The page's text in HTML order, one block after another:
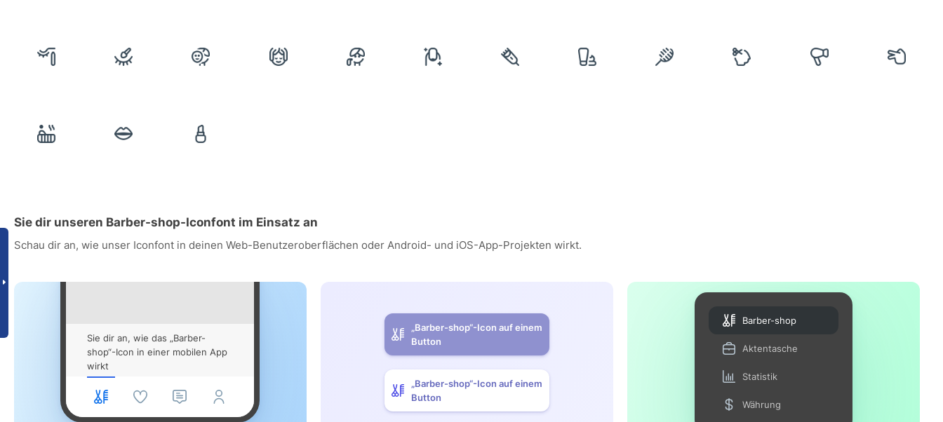
Sie dir unseren Barber-shop-Iconfont im Einsatz an
Schau dir an, wie unser Iconfont in deinen Web-Benutzeroberflächen oder Android- und iOS-App-Projekten wirkt.
Sie dir an, wie das „Barber-
shop“-Icon in einer mobilen App
wirkt
„Barber-shop“-Icon auf einem
Button
„Barber-shop“-Icon auf einem
Button
Barber-shop
Aktentasche
Statistik
Währung